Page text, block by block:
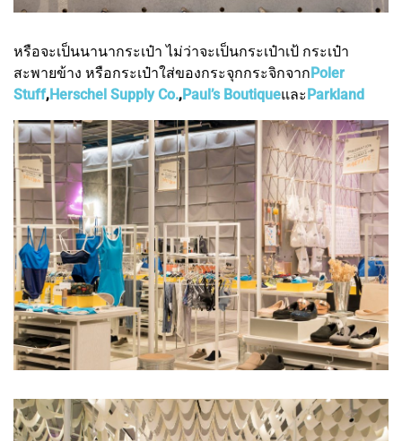
หรือจะเป็นนานากระเป๋า ไม่ว่าจะเป็นกระเป๋าเป้ กระเป๋า
สะพายข้าง หรือกระเป๋าใส่ของกระจุกกระจิกจากPoler
Stuff,Herschel Supply Co.,Paul’s BoutiqueและParkland